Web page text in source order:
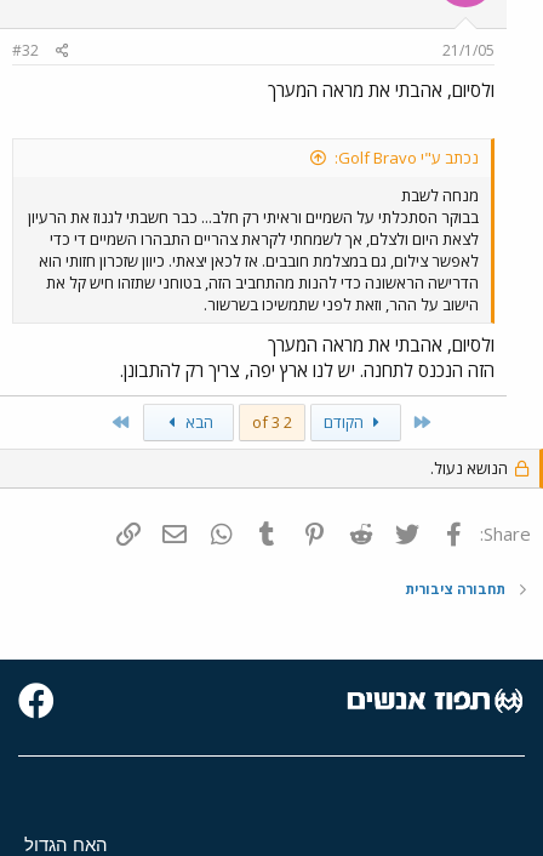
21/1/05
#32
ולסיום, אהבתי את מראה המערך
נכתב ע"י Golf Bravo:
מנחה לשבת
בבוקר הסתכלתי על השמיים וראיתי רק חלב... כבר חשבתי לגנוז את הרעיון
לצאת היום ולצלם, אך לשמחתי לקראת צהריים התבהרו השמיים די כדי
לאפשר צילום, גם במצלמת חובבים. אז לכאן יצאתי. כיוון שזכרון חזותי הוא
הדרישה הראשונה כדי להנות מהתחביב הזה, בטוחני שתזהו חיש קל את
הישוב על ההר, וזאת לפני שתמשיכו בשרשור.
ולסיום, אהבתי את מראה המערך
הזה הנכנס לתחנה. יש לנו ארץ יפה, צריך רק להתבונן.
First הקודם 2 of 3 הבא
הנושא נעול.
Share: פייסבוק Twitter
Reddit
Pinterest
Tumblr
WhatsAppדואר אלקטרוני
תחבורה ציבורית
האח הגדול